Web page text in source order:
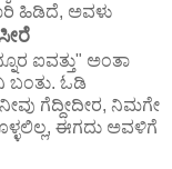
ಹಿಡಿದೆ, ಅವಳು
ಐವತ್ತು" ಅಂತಾ
ಓಡಿ
ಗೆದ್ದೀದೀರ, ನಿಮಗೇ
ಈಗದು ಅವಳಿಗೆ